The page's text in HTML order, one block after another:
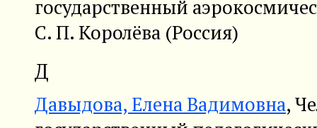
государственный
С. П. Королёва (Россия)
Д
Давыдова, Елена Вадимовна,